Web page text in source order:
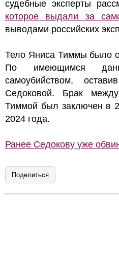
судебные эксперты
которое выдали за
выводами российских
Тело Яниса Тиммы было
По имеющимся
самоубийством,
Седоковой. Брак
Тиммой был заключен в
2024 года.
Ранее Седокову уже
Поделиться